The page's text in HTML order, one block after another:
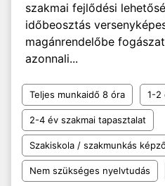
szakmai fejlődési
időbeosztás
magánrendelőbe
azonnali...
Teljes munkaidő 8 óra 1-2
2-4 év szakmai tapasztalat
Szakiskola / szakmunkás képző
Nem szükséges nyelvtudás